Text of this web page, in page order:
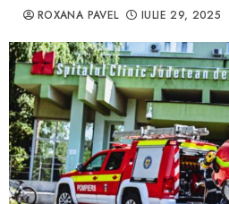
ROXANA PAVEL IULIE 29, 2025